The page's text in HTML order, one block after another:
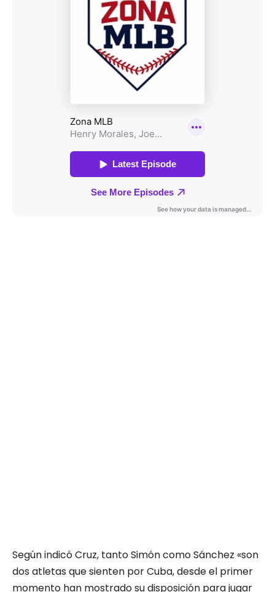
Según indicó Cruz, tanto Simón como Sánchez «son
dos atletas que sienten por Cuba, desde el primer
momento han mostrado su disposición para jugar